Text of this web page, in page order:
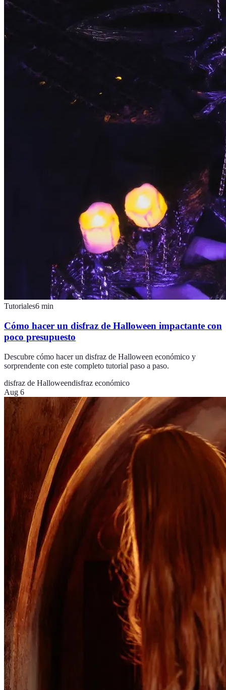
Tutoriales6 min
Cómo hacer un disfraz de Halloween impactante con
poco presupuesto
Descubre cómo hacer un disfraz de Halloween económico y
sorprendente con este completo tutorial paso a paso.
disfraz de Halloweendisfraz económico
Aug 6